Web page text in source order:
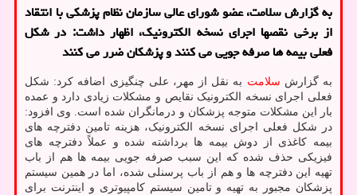
به گزارش سلامت، عضو شورای عالی سازمان نظام پزشکی با انتقاد
از برخی نقصها اجرای نسخه الکترونیک، اظهار داشت: در شکل
فعلی بیمه ها صرفه جویی می کنند و پزشکان ضرر می کنند
به گزارش سلامت به نقل از مهر، علی چنگیزی اضافه کرد: شکل
فعلی اجرای نسخه الکترونیک نقایص و مشکلات زیادی دارد و عمده
بار این مشکلات متوجه پزشکان و درمانگران شده است. وی افزود:
در شکل فعلی اجرای نسخه الکترونیک، هزینه تامین دفترچه های
بیمه کاغذی از دوش بیمه ها برداشته شده و عملاً دفترچه های
فیزیکی حذف شده که این سبب صرفه جویی بیمه ها هم از باب
تهیه این دفترچه ها و هم از باب پرسنلی شده، اما در همین سیستم
پزشکان مجبور به تهیه و تامین سیستم کامپیوتری و اینترنت برای